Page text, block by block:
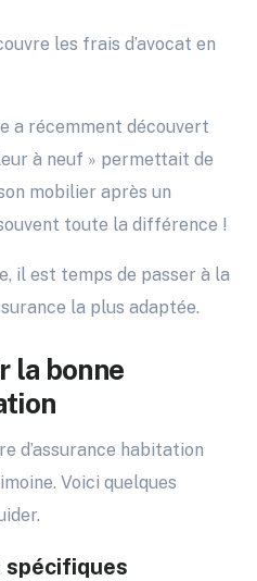
les frais d’avocat en
a récemment découvert
à neuf » permettait de
mobilier après un
toute la différence !
il est temps de passer à la
la plus adaptée.
la bonne
d’assurance habitation
Voici quelques
spécifiques